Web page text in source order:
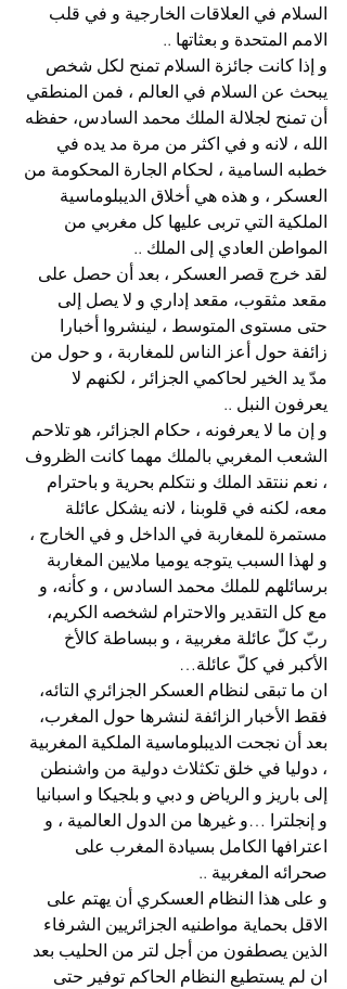
السلام في العلاقات الخارجية و في قلب
الامم المتحدة و بعثاتها ..
و إذا كانت جائزة السلام تمنح لكل شخص
يبحث عن السلام في العالم ، فمن المنطقي
أن تمنح لجلالة الملك محمد السادس، حفظه
الله ، لانه و في اكثر من مرة مد يده في
خطبه السامية ، لحكام الجارة المحكومة من
العسكر ، و هذه هي أخلاق الديبلوماسية
الملكية التي تربى عليها كل مغربي من
المواطن العادي إلى الملك ..
لقد خرج قصر العسكر ، بعد أن حصل على
مقعد مثقوب، مقعد إداري و لا يصل إلى
حتى مستوى المتوسط ، لينشروا أخبارا
زائفة حول أعز الناس للمغاربة ، و حول من
مدّ يد الخير لحاكمي الجزائر ، لكنهم لا
يعرفون النبل ..
و إن ما لا يعرفونه ، حكام الجزائر، هو تلاحم
الشعب المغربي بالملك مهما كانت الظروف
، نعم ننتقد الملك و نتكلم بحرية و باحترام
معه، لكنه في قلوبنا ، لانه يشكل عائلة
مستمرة للمغاربة في الداخل و في الخارج ،
و لهذا السبب يتوجه يوميا ملايين المغاربة
برسائلهم للملك محمد السادس ، و كأنه، و
مع كل التقدير والاحترام لشخصه الكريم،
ربّ كلّ عائلة مغربية ، و ببساطة كالأخ
الأكبر في كلّ عائلة…
ان ما تبقى لنظام العسكر الجزائري التائه،
فقط الأخبار الزائفة لنشرها حول المغرب،
بعد أن نجحت الديبلوماسية الملكية المغربية
، دوليا في خلق تكثلاث دولية من واشنطن
إلى باريز و الرياض و دبي و بلجيكا و اسبانيا
و إنجلترا …و غيرها من الدول العالمية ، و
اعترافها الكامل بسيادة المغرب على
صحرائه المغربية ..
و على هذا النظام العسكري أن يهتم على
الاقل بحماية مواطنيه الجزائريين الشرفاء
الذين يصطفون من أجل لتر من الحليب بعد
ان لم يستطيع النظام الحاكم توفير حتى